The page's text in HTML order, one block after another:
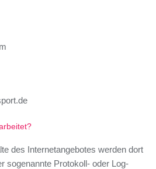
des Internetangebotes werden dort
sogenannte Protokoll- oder Log-